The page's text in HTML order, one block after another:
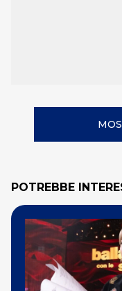
POTREBBE